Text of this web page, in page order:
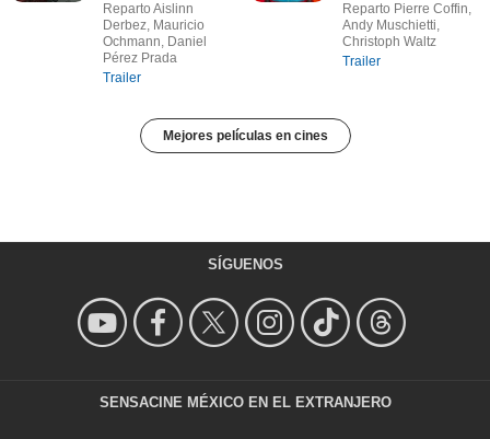
Reparto Aislinn
Derbez, Mauricio
Ochmann, Daniel
Pérez Prada
Trailer
Reparto Pierre Coffin,
Andy Muschietti,
Christoph Waltz
Trailer
Mejores películas en cines
SÍGUENOS
SENSACINE MÉXICO EN EL EXTRANJERO